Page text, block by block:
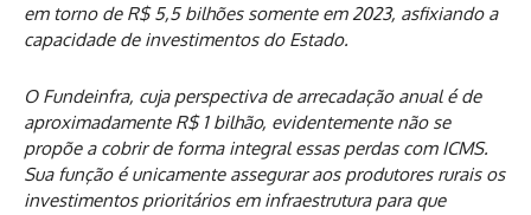
em torno de R$ 5,5 bilhões somente em 2023, asfixiando a
capacidade de investimentos do Estado.
O Fundeinfra, cuja perspectiva de arrecadação anual é de
aproximadamente R$ 1 bilhão, evidentemente não se
propõe a cobrir de forma integral essas perdas com ICMS.
Sua função é unicamente assegurar aos produtores rurais os
investimentos prioritários em infraestrutura para que